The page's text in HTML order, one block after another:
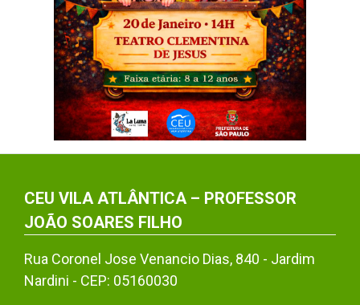
CEU VILA ATLÂNTICA – PROFESSOR
JOÃO SOARES FILHO
Rua Coronel Jose Venancio Dias, 840 - Jardim
Nardini - CEP: 05160030